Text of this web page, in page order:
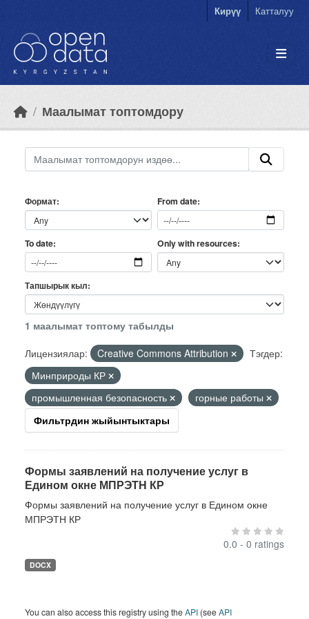
Кирүү Катталуу
Маалымат топтомдору
Формат From date
To date Only with resources
Тапшырык кыл
1 маалымат топтому табылды
Лицензиялар:
Creative Commons Attribution
Тэгдер:
Минприроды КР
промышленная безопасность
горные работы
Фильтрдин жыйынтыктары
Формы заявлений на получение услуг в
Едином окне МПРЭТН КР
Формы заявлений на получение услуг в Едином окне
МПРЭТН КР
0.0 - 0 ratings
DOCX
You can also access this registry using theAPI (seeAPI